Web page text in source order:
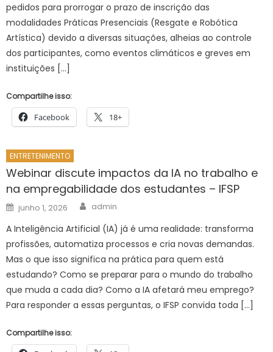
pedidos para prorrogar o prazo de inscrição das
modalidades Práticas Presenciais (Resgate e Robótica
Artística) devido a diversas situações, alheias ao controle
dos participantes, como eventos climáticos e greves em
instituições […]
Compartilhe isso:
Facebook 18+
ENTRETENIMENTO
Webinar discute impactos da IA no trabalho e
na empregabilidade dos estudantes – IFSP
Posted
on
junho 1, 2026 Author
admin
A Inteligência Artificial (IA) já é uma realidade: transforma
profissões, automatiza processos e cria novas demandas.
Mas o que isso significa na prática para quem está
estudando? Como se preparar para o mundo do trabalho
que muda a cada dia? Como a IA afetará meu emprego?
Para responder a essas perguntas, o IFSP convida toda […]
Compartilhe isso: